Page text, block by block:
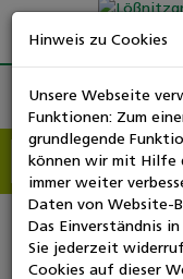
Suchen
nach:
Unsere Partner:
Hinweis zu Cookies
Unsere Webseite
Funktionen: Zum
grundlegende
können wir mit Hilfe
immer weiter
Daten von Website-
Das Einverständnis
Sie jederzeit
Cookies auf dieser